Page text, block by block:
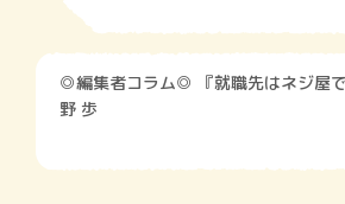
◎編集者コラム◎ 『就職先はネジ屋です』上
野 歩